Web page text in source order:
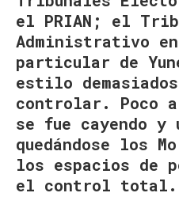
el PRIAN; el
Administrativo
particular de
estilo
controlar. Poco
se fue cayendo y
quedándose los
los espacios de
el control total.